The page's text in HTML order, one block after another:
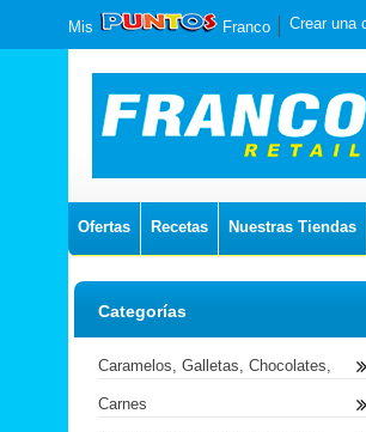
Mis Franco Crear una
Ofertas Recetas Nuestras Tiendas
Categorías
Caramelos, Galletas, Chocolates,
Carnes